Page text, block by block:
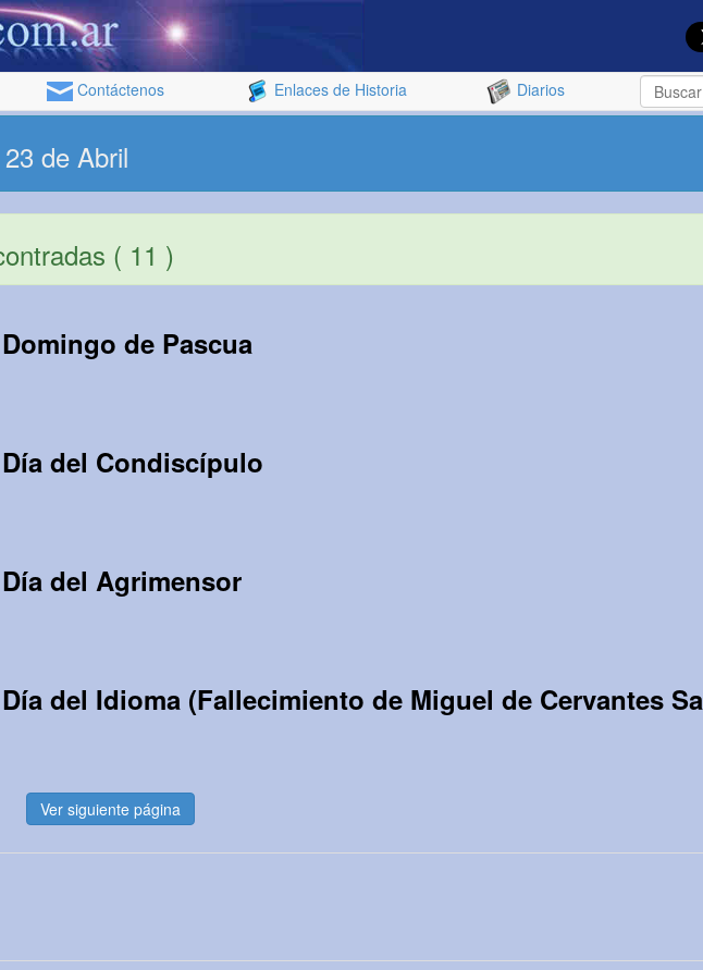
Contáctenos Enlaces de Historia Diarios
de Abril
( 11 )
Domingo de Pascua
Día del Condiscípulo
Día del Agrimensor
Día del Idioma (Fallecimiento de Miguel de Cervantes Sa
Ver siguiente página